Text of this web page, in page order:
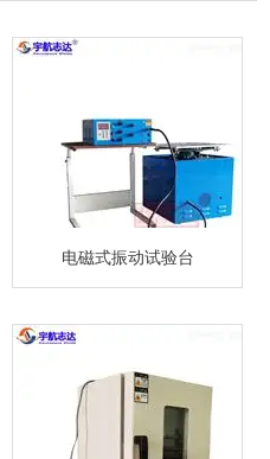
电磁式振动试验台